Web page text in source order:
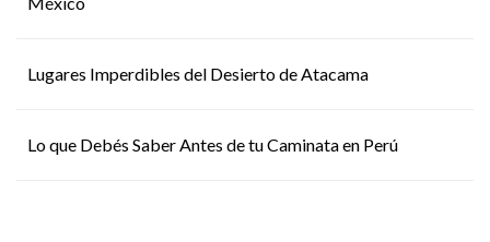
Lugares Imperdibles del Desierto de Atacama
Lo que Debés Saber Antes de tu Caminata en Perú